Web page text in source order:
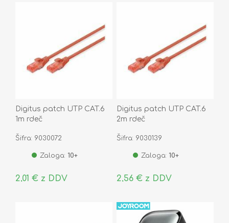
Digitus patch UTP CAT.6
1m rdeč
Šifra: 9030072
Zaloga: 10+
2,01 € z DDV
Digitus patch UTP CAT.6
2m rdeč
Šifra: 9030139
Zaloga: 10+
2,56 € z DDV